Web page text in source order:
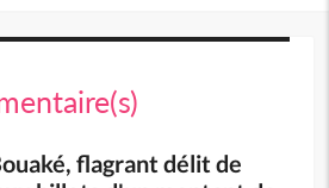
flagrant délit de